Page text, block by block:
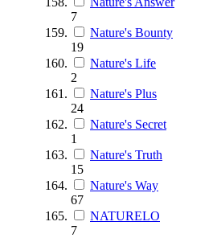
7
Nature's Bounty
19
Nature's Life
2
Nature's Plus
24
Nature's Secret
1
Nature's Truth
15
Nature's Way
67
NATURELO
7